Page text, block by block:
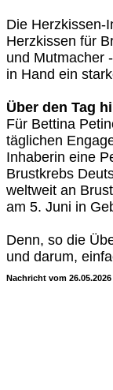
Die Herzkissen-
Herzkissen für
und Mutmacher
in Hand ein
Über den Tag
Für Bettina
täglichen
Inhaberin eine
Brustkrebs
weltweit an
am 5. Juni in
Denn, so die
und darum,
Nachricht vom 26.05.2026